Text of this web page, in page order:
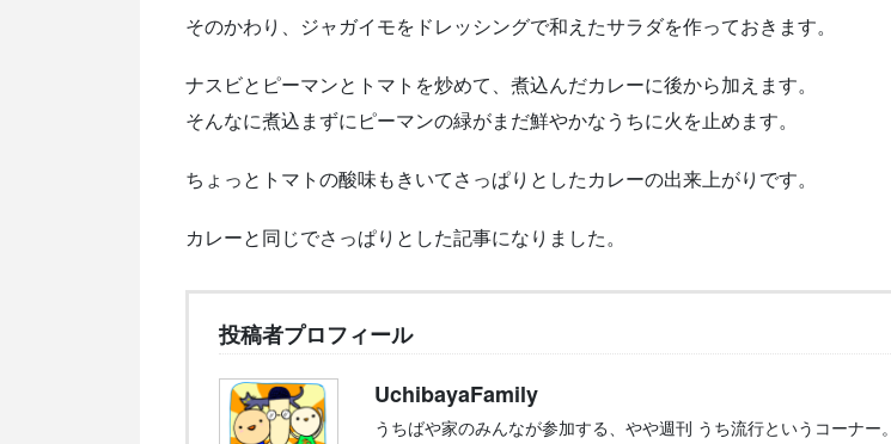
そのかわり、ジャガイモをドレッシングで和えたサラダを作っておきます。
ナスビとピーマンとトマトを炒めて、煮込んだカレーに後から加えます。
そんなに煮込まずにピーマンの緑がまだ鮮やかなうちに火を止めます。
ちょっとトマトの酸味もきいてさっぱりとしたカレーの出来上がりです。
カレーと同じでさっぱりとした記事になりました。
投稿者プロフィール
UchibayaFamily
うちばや家のみんなが参加する、やや週刊 うち流行というコーナー。